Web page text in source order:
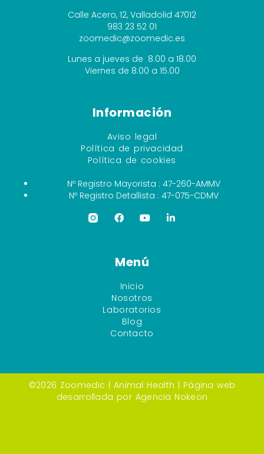
Calle Acero, 12, Valladolid 47012
983 23 52 01
zoomedic@zoomedic.es
Lunes a jueves de 8.00 a 18.00
Viernes de 8.00 a 15.00
Información
Aviso legal
Política de privacidad
Política de cookies
Nº Registro Mayorista : 47-260-AMMV
Nº Registro Detallista : 47-075-CDMV
Menú
Inicio
Nosotros
Laboratorios
Blog
Contacto
©2026 Zoomedic | Animal Health | Página web
desarrollada por Agencia Nokeon